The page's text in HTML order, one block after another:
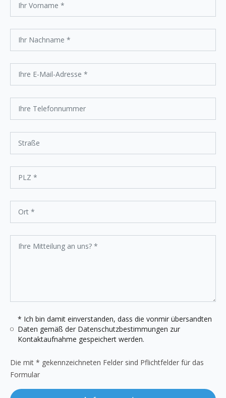
* Ich bin damit einverstanden, dass die vonmir übersandten
Daten gemäß der Datenschutzbestimmungen zur
Kontaktaufnahme gespeichert werden.
Die mit * gekennzeichneten Felder sind Pflichtfelder für das
Formular